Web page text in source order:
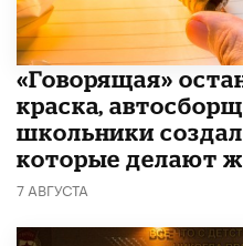
​«Говорящая»
краска,
школьники
которые делают
7 АВГУСТА